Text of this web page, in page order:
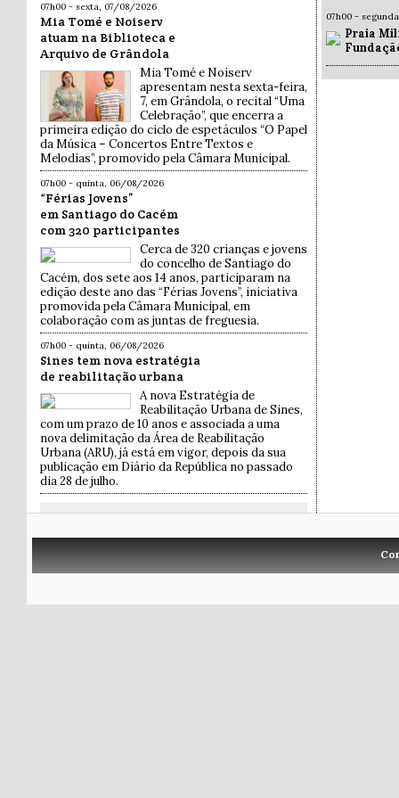
07h00 - sexta, 07/08/2026
Mia Tomé e Noiserv
atuam na Biblioteca e
Arquivo de Grândola
Mia Tomé e Noiserv
apresentam nesta sexta-feira,
7, em Grândola, o recital “Uma
Celebração”, que encerra a
primeira edição do ciclo de espetáculos “O Papel
da Música – Concertos Entre Textos e
Melodias”, promovido pela Câmara Municipal.
07h00 - quinta, 06/08/2026
“Férias Jovens”
em Santiago do Cacém
com 320 participantes
Cerca de 320 crianças e jovens
do concelho de Santiago do
Cacém, dos sete aos 14 anos, participaram na
edição deste ano das “Férias Jovens”, iniciativa
promovida pela Câmara Municipal, em
colaboração com as juntas de freguesia.
07h00 - quinta, 06/08/2026
Sines tem nova estratégia
de reabilitação urbana
A nova Estratégia de
Reabilitação Urbana de Sines,
com um prazo de 10 anos e associada a uma
nova delimitação da Área de Reabilitação
Urbana (ARU), já está em vigor, depois da sua
publicação em Diário da República no passado
dia 28 de julho.
07h00 -
Praia